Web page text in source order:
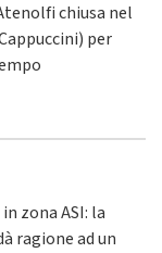
chiusa nel
per
zona ASI: la
ragione ad un